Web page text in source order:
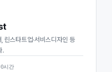
린스타트업·서비스디자인 등
.
시간